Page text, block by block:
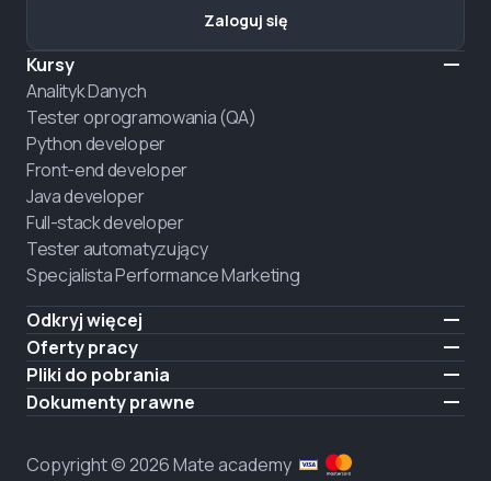
Kursy
Analityk Danych
Tester oprogramowania (QA)
Python developer
Front-end developer
Java developer
Full-stack developer
Tester automatyzujący
Specjalista Performance Marketing
Odkryj więcej
Formaty nauczania
O nas
Ogłoszenie
Oferty pracy
Zatrudnij absolwenta
Pliki do pobrania
iOS
Dokumenty prawne
Polityka prywatności
Zaloguj się
Copyright © 2026 Mate academy